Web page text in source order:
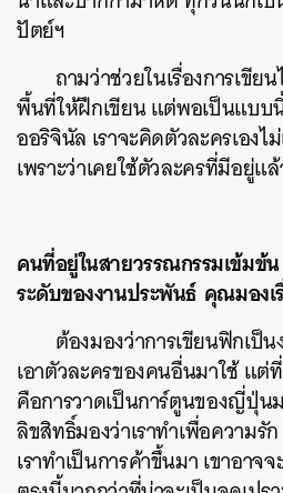
ปัตย์ฯ
ถามว่าช่วยในเรื่องการเขีย
พื้นที่ให้ฝึกเขียน แต่พอเป็นแบบนี้
ออริจินัล เราจะคิดตัวละครเองไ
เพราะว่าเคยใช้ตัวละครที่มีอยู่แ
คนที่อยู่ในสายวรรณกรรมเข้มข้
ระดับของงานประพันธ์ คุณมองเ
ต้องมองว่าการเขียนฟิกเป็
เอาตัวละครของคนอื่นมาใช้ แ
คือการวาดเป็นการ์ตูนของญี่ปุ่น
ลิขสิทธิ์มองว่าเราทำเพื่อความรั
เราทำเป็นการค้าขึ้นมา เขาอาจ